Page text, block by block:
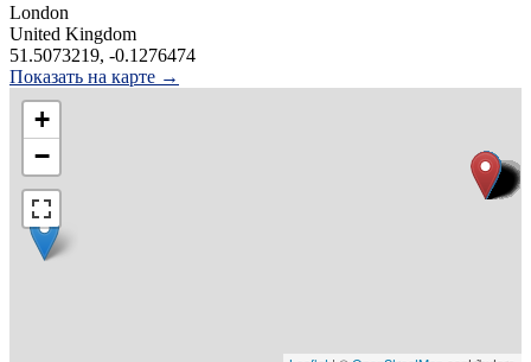
London
United Kingdom
51.5073219, -0.1276474
Показать на карте →
+
−